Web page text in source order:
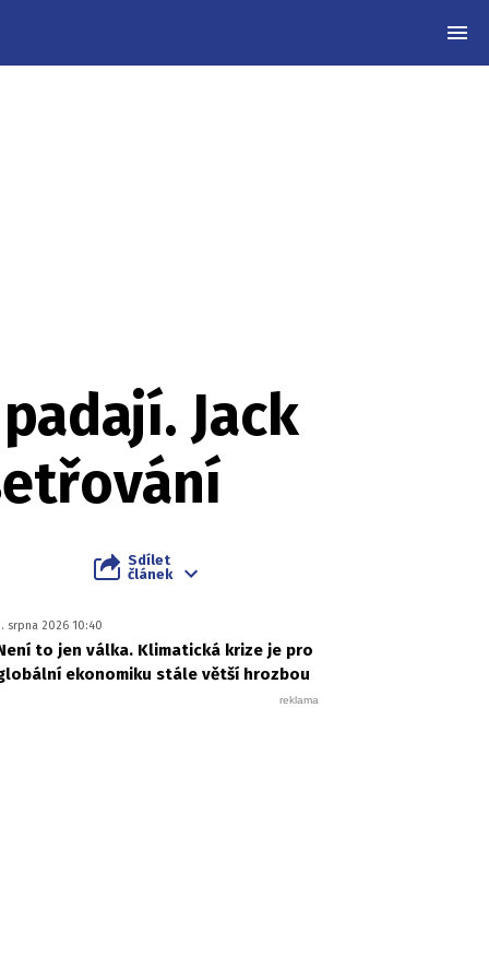
Jack
Sdílet
článek
srpna 2026 10:40
to jen válka. Klimatická krize je pro
ekonomiku stále větší hrozbou